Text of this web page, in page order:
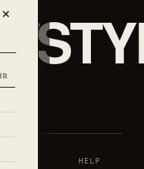
×
HOUSE HELP